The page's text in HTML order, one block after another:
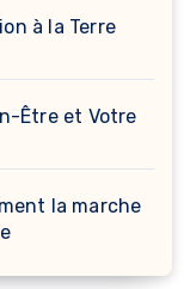
à la Terre
Être et Votre
la marche